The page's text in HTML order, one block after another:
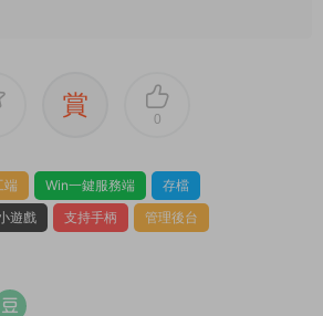
賞 0
端 Win一鍵服務端
存檔
遊戲
支持手柄
管理後台